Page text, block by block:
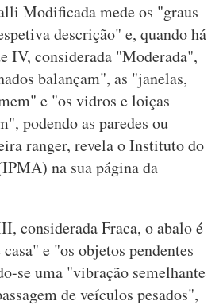
Modificada mede os "graus
descrição" e, quando há
IV, considerada "Moderada",
balançam", as "janelas,
e "os vidros e loiças
podendo as paredes ou
ranger, revela o Instituto do
na sua página da
considerada Fraca, o abalo é
e "os objetos pendentes
se uma "vibração semelhante
de veículos pesados",